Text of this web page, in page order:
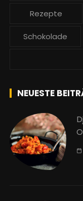
Rezepte
Schokolade
NEUESTE